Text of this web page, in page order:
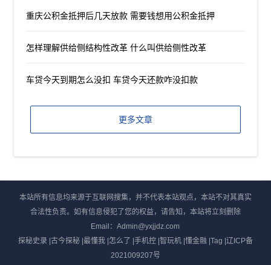
重庆公积金抵押后几天放款 需要钱想用公积金抵押
怎样理解供给侧结构性改革 什么叫供给侧性改革
车贷今天到期怎么没扣 车贷今天还款咋没扣款
更多文章
本站所有信息均来源于互联网搜集，并不代表本站观点，本站不对其真实
合法性负责。如有信息侵犯了您的权益，请告知，本站将立刻删除
Email：Admin@yxjjdz.com
探秘史录|古今探秘|最懂我|怎么了 |手机控|智玩机|懂金融 |Tag |辽ICP备
2021009207号